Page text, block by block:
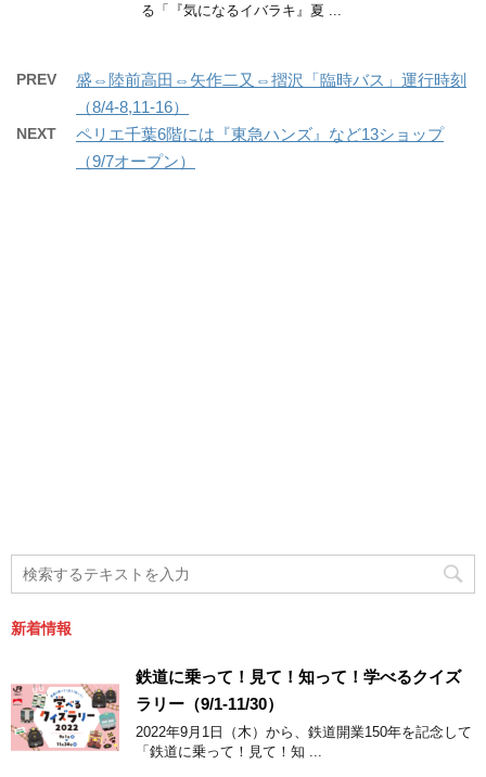
る「『気になるイバラキ』夏 ...
PREV
盛⇔陸前高田⇔矢作二又⇔摺沢「臨時バス」運行時刻
（8/4-8,11-16）
NEXT
ペリエ千葉6階には『東急ハンズ』など13ショップ
（9/7オープン）
新着情報
鉄道に乗って！見て！知って！学べるクイズ
ラリー（9/1-11/30）
2022年9月1日（木）から、鉄道開業150年を記念して
「鉄道に乗って！見て！知 ...